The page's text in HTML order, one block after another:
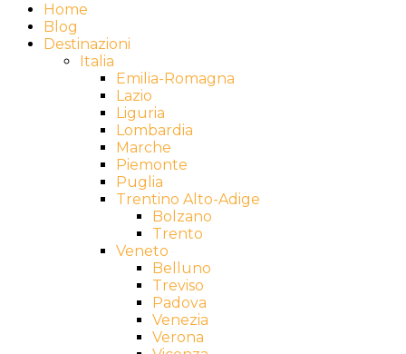
Home
Blog
Destinazioni
Italia
Emilia-Romagna
Lazio
Liguria
Lombardia
Marche
Piemonte
Puglia
Trentino Alto-Adige
Bolzano
Trento
Veneto
Belluno
Treviso
Padova
Venezia
Verona